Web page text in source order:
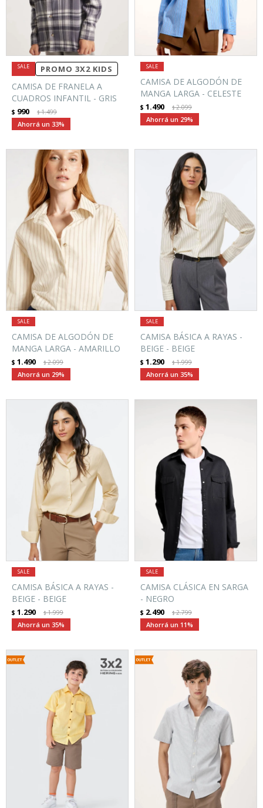
PROMO 3X2 KIDS
CAMISA DE FRANELA A
CUADROS INFANTIL - GRIS
$ 990 $1.499
33
CAMISA DE ALGODÓN DE
MANGA LARGA - CELESTE
$ 1.490 $2.099
29
CAMISA DE ALGODÓN DE
MANGA LARGA - AMARILLO
$ 1.490 $2.099
29
CAMISA BÁSICA A RAYAS -
BEIGE - BEIGE
$ 1.290 $1.999
35
CAMISA BÁSICA A RAYAS -
BEIGE - BEIGE
$ 1.290 $1.999
35
CAMISA CLÁSICA EN SARGA
- NEGRO
$ 2.490 $2.799
11